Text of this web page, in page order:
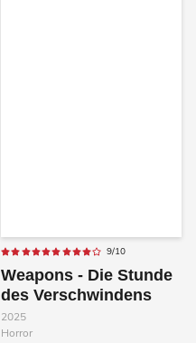
9/10
Weapons - Die Stunde
des Verschwindens
2025
Horror